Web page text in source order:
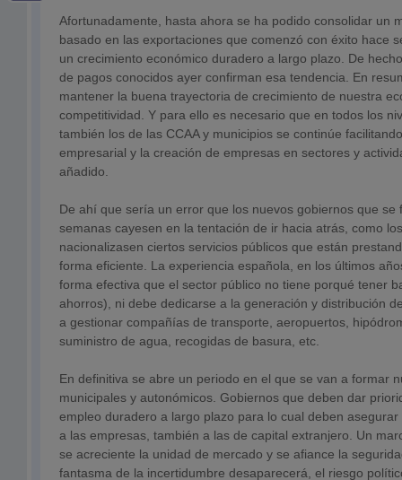
Afortunadamente, hasta ahora se ha podido consolidar un
basado en las exportaciones que comenzó con éxito hace
un crecimiento económico duradero a largo plazo. De
de pagos conocidos ayer confirman esa tendencia. En
mantener la buena trayectoria de crecimiento de nuestra
competitividad. Y para ello es necesario que en todos los
también los de las CCAA y municipios se continúe
empresarial y la creación de empresas en sectores y
añadido.
De ahí que sería un error que los nuevos gobiernos que se
semanas cayesen en la tentación de ir hacia atrás, como
nacionalizasen ciertos servicios públicos que están
forma eficiente. La experiencia española, en los últimos
forma efectiva que el sector público no tiene porqué tener
ahorros), ni debe dedicarse a la generación y distribución
a gestionar compañías de transporte, aeropuertos,
suministro de agua, recogidas de basura, etc.
En definitiva se abre un periodo en el que se van a formar
municipales y autonómicos. Gobiernos que deben dar
empleo duradero a largo plazo para lo cual deben
a las empresas, también a las de capital extranjero. Un
se acreciente la unidad de mercado y se afiance la
fantasma de la incertidumbre desaparecerá, el riesgo